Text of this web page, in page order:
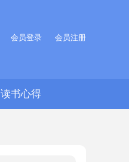
会员登录 会员注册
读书心得